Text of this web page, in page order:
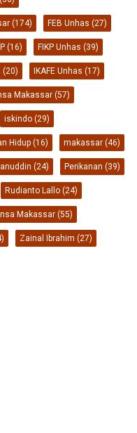
(174) FEB Unhas (27)
(16) FIKP Unhas (39)
(20) IKAFE Unhas (17)
Makassar (57)
iskindo (29)
Hidup (16) makassar (46)
(24) Perikanan (39)
Rudianto Lallo (24)
Makassar (55)
Zainal Ibrahim (27)